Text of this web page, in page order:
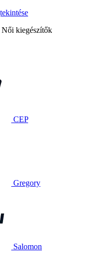
Női kiegészítők
CEP
Gregory
Salomon